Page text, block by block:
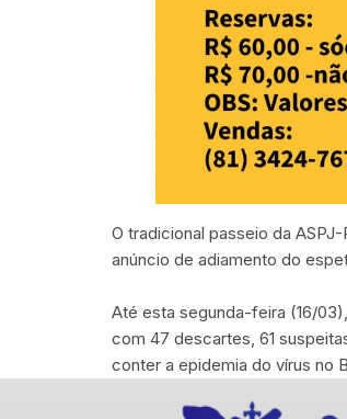
O tradicional passeio da
anúncio de adiamento do
Até esta segunda-feira (16/
com 47 descartes, 61
conter a epidemia do vírus no